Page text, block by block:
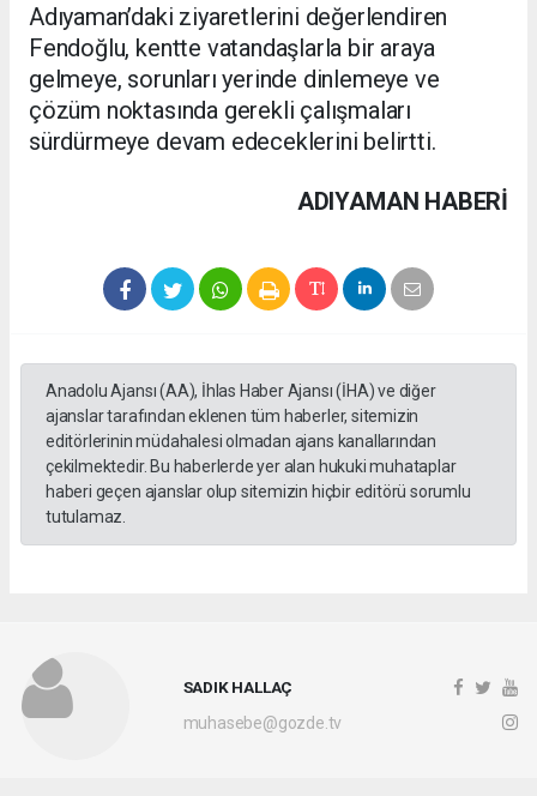
Adıyaman’daki ziyaretlerini değerlendiren
Fendoğlu, kentte vatandaşlarla bir araya
gelmeye, sorunları yerinde dinlemeye ve
çözüm noktasında gerekli çalışmaları
sürdürmeye devam edeceklerini belirtti.
ADIYAMAN HABERİ
Anadolu Ajansı (AA), İhlas Haber Ajansı (İHA) ve diğer
ajanslar tarafından eklenen tüm haberler, sitemizin
editörlerinin müdahalesi olmadan ajans kanallarından
çekilmektedir. Bu haberlerde yer alan hukuki muhataplar
haberi geçen ajanslar olup sitemizin hiçbir editörü sorumlu
tutulamaz.
SADIK HALLAÇ
muhasebe@gozde.tv